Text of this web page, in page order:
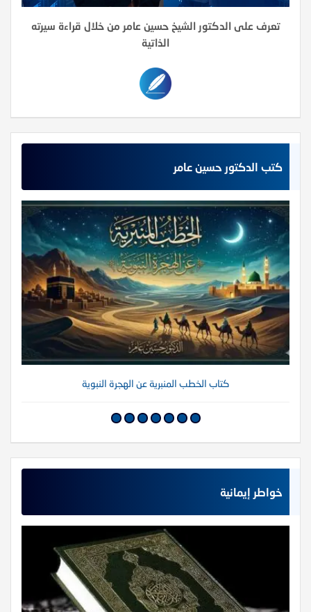
تعرف على الدكتور الشيخ حسين عامر من خلال قراءة سيرته
الذاتية
كتب الدكتور حسين عامر
كتاب الخطب المنبرية عن الهجرة النبوية
خواطر إيمانية